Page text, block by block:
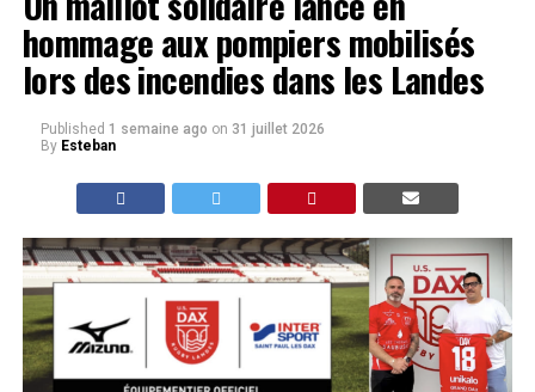
hommage aux pompiers mobilisés
lors des incendies dans les Landes
Published 1 semaine ago on 31 juillet 2026
By Esteban